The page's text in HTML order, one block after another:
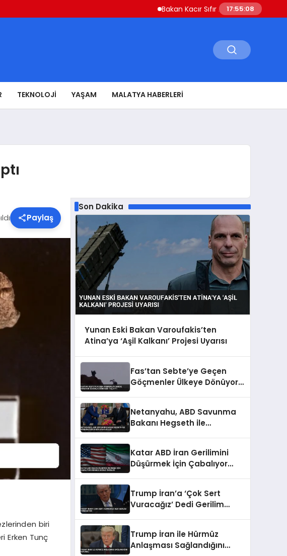
Bakan Kacır Sıfır Atık Projelerine 914
17:55:09
TEKNOLOJI YAŞAM MALATYA HABERLERI
Paylaş
biri
Erken Tunç
Son Dakika
Yunan Eski Bakan Varoufakis’ten
Atina’ya ‘Aşil Kalkanı’ Projesi Uyarısı
Fas’tan Sebte’ye Geçen
Göçmenler Ülkeye Dönüyor
Netanyahu, ABD Savunma
Bakanı Hegseth ile
Katar ABD İran Gerilimini
Düşürmek İçin Çabalıyor
Trump İran’a ‘Çok Sert
Vuracağız’ Dedi Gerilim
Trump İran ile Hürmüz
Anlaşması Sağlandığını